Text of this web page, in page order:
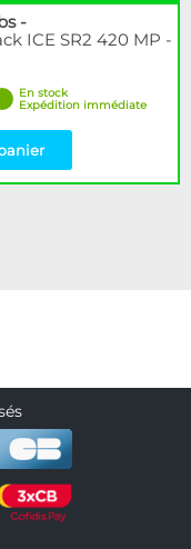
-
ICE SR2 420 MP -
En stock
Expédition immédiate